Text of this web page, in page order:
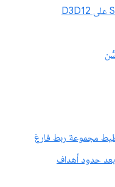
مجموعة ربط فارغ
حدود أهداف